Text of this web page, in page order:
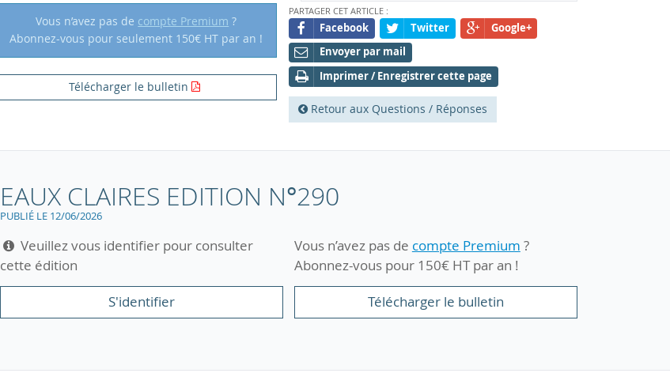
Vous n’avez pas de compte Premium ?
Abonnez-vous pour seulement 150€ HT par an !
Télécharger le bulletin
PARTAGER CET ARTICLE :
Facebook Twitter
Google+
Envoyer par mail
Imprimer / Enregistrer cette page
Retour aux Questions / Réponses
EAUX CLAIRES EDITION N°290
PUBLIÉ LE 12/06/2026
Veuillez vous identifier pour consulter
cette édition
S'identifier
Vous n’avez pas de compte Premium ?
Abonnez-vous pour 150€ HT par an !
Télécharger le bulletin